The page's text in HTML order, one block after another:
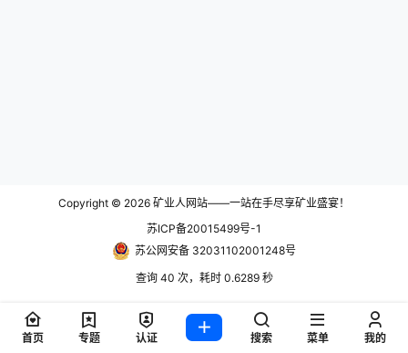
Copyright © 2026 矿业人网站——一站在手尽享矿业盛宴！
苏ICP备20015499号-1
苏公网安备 32031102001248号
查询 40 次，耗时 0.6289 秒
首页 专题 认证 搜索 菜单 我的